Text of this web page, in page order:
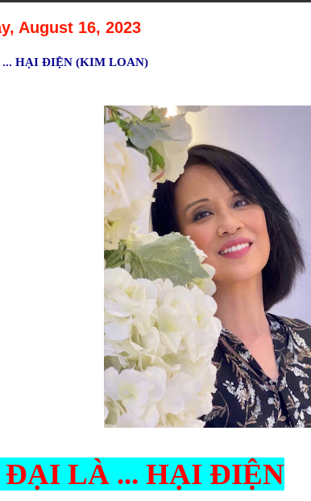
August 16, 2023
HẠI ĐIỆN (KIM LOAN)
ĐẠI LÀ ... HẠI ĐIỆN